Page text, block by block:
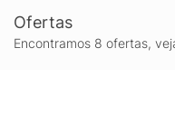
Ofertas
Encontramos 8 ofertas,